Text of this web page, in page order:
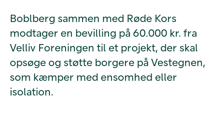
Boblberg sammen med Røde Kors
modtager en bevilling på 60.000 kr. fra
Velliv Foreningen til et projekt, der skal
opsøge og støtte borgere på Vestegnen,
som kæmper med ensomhed eller
isolation.